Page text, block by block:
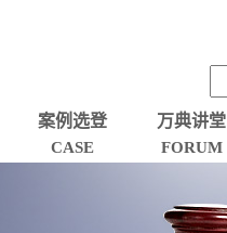
案例选登
CASE
万典讲堂
FORUM